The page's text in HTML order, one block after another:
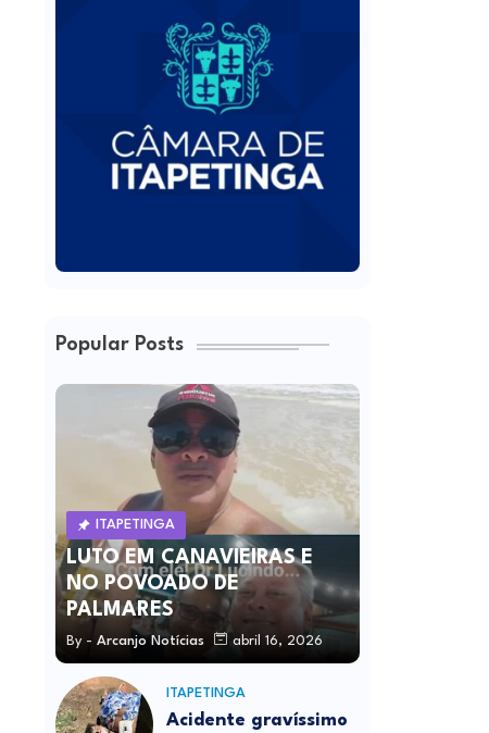
Popular Posts
ITAPETINGA
LUTO EM CANAVIEIRAS E
NO POVOADO DE
PALMARES
By - Arcanjo Notícias abril 16, 2026
ITAPETINGA
Acidente gravíssimo